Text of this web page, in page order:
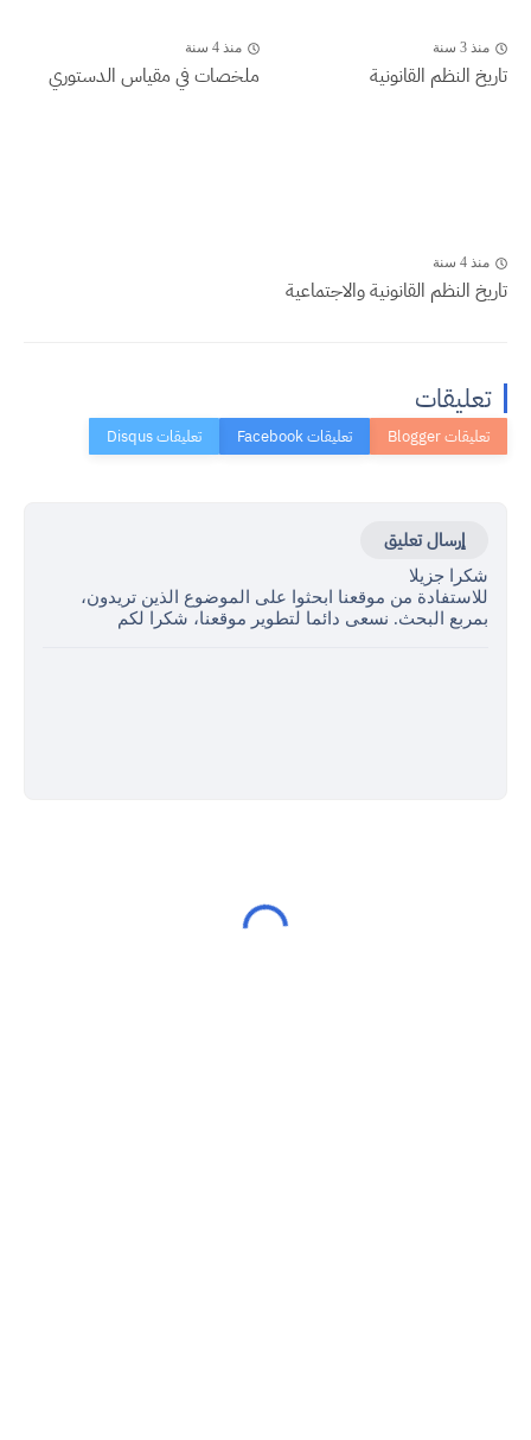
منذ 3 سنة
تاريخ النظم القانونية
منذ 4 سنة
ملخصات في مقياس الدستوري
منذ 4 سنة
تاريخ النظم القانونية والاجتماعية
تعليقات
إرسال تعليق
شكرا جزيلا
للاستفادة من موقعنا ابحثوا على الموضوع الذين تريدون،
بمربع البحث. نسعى دائما لتطوير موقعنا، شكرا لكم